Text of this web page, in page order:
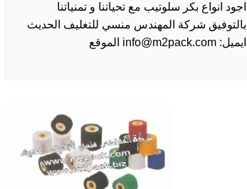
اجود انواع بكر سلوتيب مع تحياتنا و تمنياتنا
بالتوفيق شركة المهندس منسي للتغليف الحديث
ايميل: info@m2pack.com الموقع